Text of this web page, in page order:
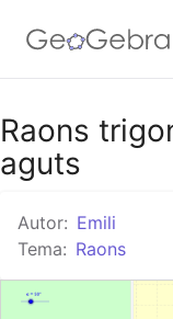
Google
Raons
aguts
Autor: Emili
Tema: Raons